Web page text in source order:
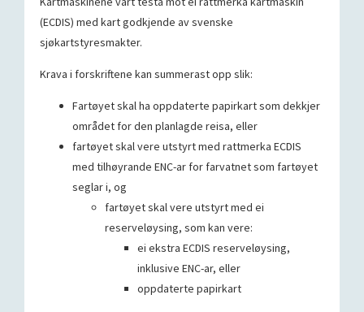
(ECDIS) med kart godkjende av svenske
sjøkartstyresmakter.
Krava i forskriftene kan summerast opp slik:
Fartøyet skal ha oppdaterte papirkart som dekkjer
området for den planlagde reisa, eller
fartøyet skal vere utstyrt med rattmerka ECDIS
med tilhøyrande ENC-ar for farvatnet som fartøyet
seglar i, og
fartøyet skal vere utstyrt med ei
reserveløysing, som kan vere:
ei ekstra ECDIS reserveløysing,
inklusive ENC-ar, eller
oppdaterte papirkart